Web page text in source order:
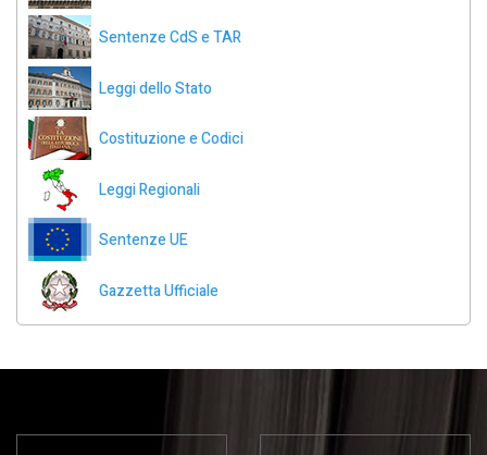
Sentenze CdS e TAR
Leggi dello Stato
Costituzione e Codici
Leggi Regionali
Sentenze UE
Gazzetta Ufficiale